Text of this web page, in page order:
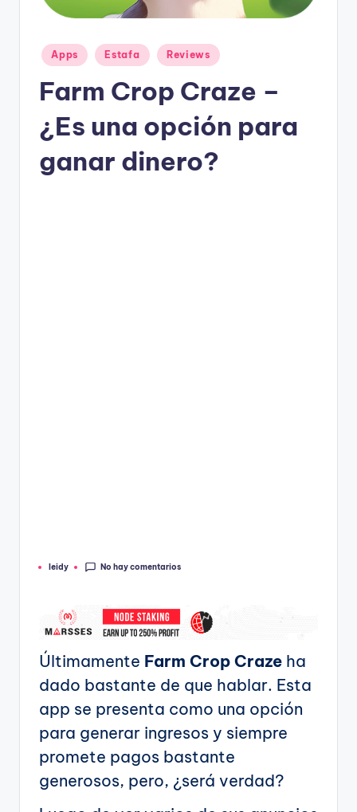
Publicado
en
Apps Estafa Reviews
Farm Crop Craze –
¿Es una opción para
ganar dinero?
Publicado
leidy No hay comentarios
Últimamente Farm Crop Craze ha
dado bastante de que hablar. Esta
app se presenta como una opción
para generar ingresos y siempre
promete pagos bastante
generosos, pero, ¿será verdad?